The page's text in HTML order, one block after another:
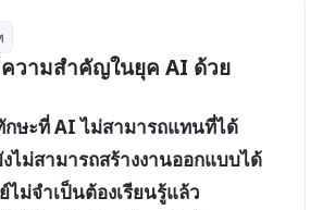
วามสำคัญในยุค AI ด้วย
กษะที่ AI ไม่สามารถแทนที่ได้
งไม่สามารถสร้างงานออกแบบได้
ไม่จำเป็นต้องเรียนรู้แล้ว